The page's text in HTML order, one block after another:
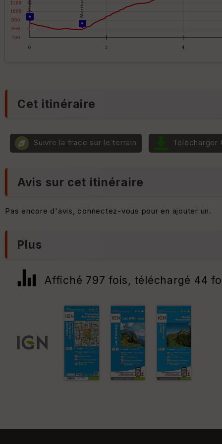
Cet itinéraire
Suivre la trace sur le terrain Télécharger
Avis sur cet itinéraire
Pas encore d'avis, connectez-vous pour en ajouter un.
Plus
Affiché 797 fois, téléchargé 44